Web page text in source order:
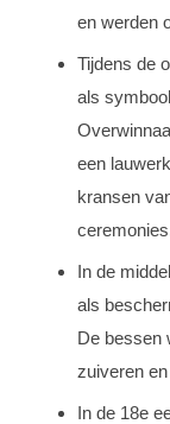
en werden
Tijdens de
als
een
kransen
In de
als
De bessen
zuiveren
In de 18e